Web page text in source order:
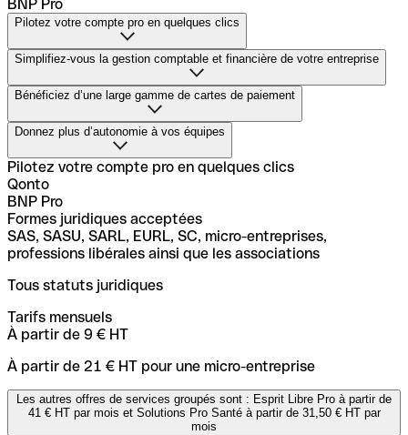
BNP Pro
Pilotez votre compte pro en quelques clics
Formes juridiques acceptées
SAS, SASU, SARL, EURL, SC, micro-entreprises,
professions libérales ainsi que les associations
Tous statuts juridiques
Tarifs mensuels
À partir de 9 € HT
À partir de 21 € HT pour une micro-entreprise
Les autres offres de services groupés sont : Esprit Libre
Pro à partir de 41 € HT par mois et Solutions Pro Santé à
partir de 31,50 € HT par mois
Forfait banque à distance
Inclus
À partir de 13,90 €/mois (inclus avec Esprit Libre Pro et
Simplifiez-vous la gestion comptable et financière de votre entreprise
Réconciliation bancaire simplifiée
Synchronisation avec plus de 80 outils comptables
-
Outil de facturation intégré
Gestion des factures fournisseurs
Bénéficiez d’une large gamme de cartes de paiement
Type de carte bancaire physique
Mastercard Débit
Visa Business ou Visa Gold Business
Tarifs de la carte bancaire
Inclus
57 €/an (gratuite avec Esprit Libre Pro et Solutions Pro
Santé)
140 €/an pour la Gold Visa Business
Cartes virtuelles
-
Cartes compatibles avec Apple Pay & Google Pay
Donnez plus d’autonomie à vos équipes
Certification et archivage des reçus après paiement
-
Gestion des virements en équipe
-
Cartes éphémères
-
Comptes multiples avec IBAN dédiés
Pilotez votre compte pro en quelques clics
Qonto
BNP Pro
Formes juridiques acceptées
SAS, SASU, SARL, EURL, SC, micro-entreprises,
professions libérales ainsi que les associations
Tous statuts juridiques
Tarifs mensuels
À partir de 9 € HT
À partir de 21 € HT pour une micro-entreprise
Les autres offres de services groupés sont : Esprit Libre Pro à partir de
41 € HT par mois et Solutions Pro Santé à partir de 31,50 € HT par
mois